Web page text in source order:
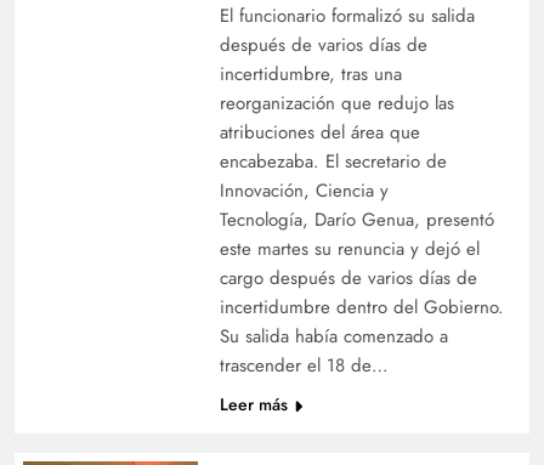
El funcionario formalizó su salida
después de varios días de
incertidumbre, tras una
reorganización que redujo las
atribuciones del área que
encabezaba. El secretario de
Innovación, Ciencia y
Tecnología, Darío Genua, presentó
este martes su renuncia y dejó el
cargo después de varios días de
incertidumbre dentro del Gobierno.
Su salida había comenzado a
trascender el 18 de…
Leer más